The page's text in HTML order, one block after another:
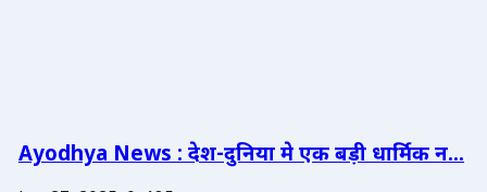
Ayodhya News : देश-दुनिया मे एक बड़ी धार्मिक न...